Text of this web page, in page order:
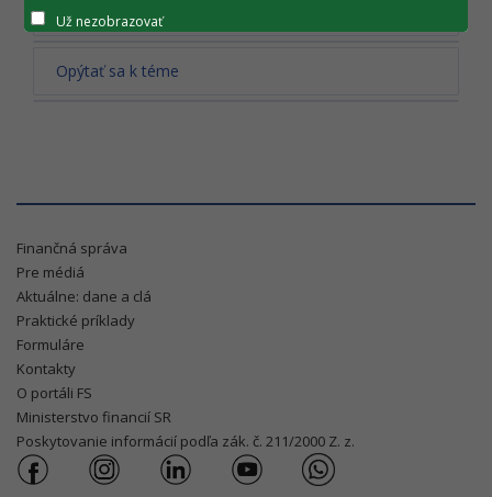
Tlač obsahu
Opýtať sa k téme
Finančná správa
Pre médiá
Aktuálne: dane a clá
Praktické príklady
Formuláre
Kontakty
O portáli FS
Ministerstvo financií SR
Poskytovanie informácií podľa zák. č. 211/2000 Z. z.
Už nezobrazovať